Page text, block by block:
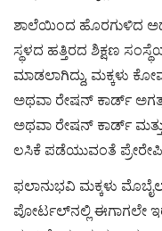
ಶಾಲೆಯಿಂದ ಹೊರಗುಳಿದ
ಸ್ಥಳದ ಹತ್ತಿರದ ಶಿಕ್ಷಣ
ಮಾಡಲಾಗಿದ್ದು, ಮಕ್ಕಳು
ಅಥವಾ ರೇಷನ್ ಕಾರ್ಡ್
ಅಥವಾ ರೇಷನ್ ಕಾರ್ಡ್
ಲಸಿಕೆ ಪಡೆಯುವಂತೆ
ಫಲಾನುಭವಿ ಮಕ್ಕಳು
ಪೋರ್ಟಲ್‌ನಲ್ಲಿ ಈಗಾಗಲೇ